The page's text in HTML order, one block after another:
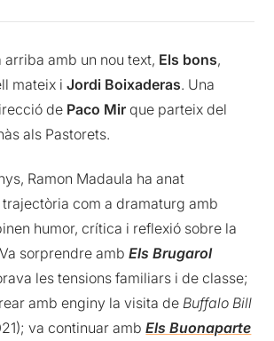
arriba amb un nou text, Els bons,
mateix iJordi Boixaderas. Una
de Paco Mir que parteix del
als Pastorets.
Ramon Madaula ha anat
com a dramaturg amb
humor, crítica i reflexió sobre la
sorprendre ambEls Brugarol
les tensions familiars i de classe;
amb enginy la visita deBuffalo Bill
va continuar ambEls Buonaparte